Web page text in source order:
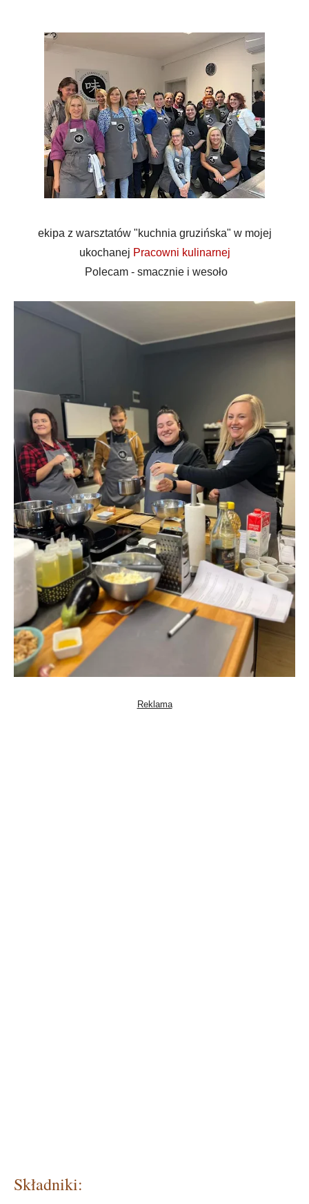
ekipa z warsztatów "kuchnia gruzińska" w mojej
ukochanej Pracowni kulinarnej
Polecam - smacznie i wesoło
Składniki: